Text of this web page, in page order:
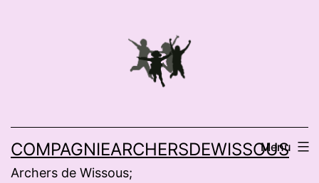
COMPAGNIEARCHERSDEWISSOUS
Archers de Wissous;
Menu